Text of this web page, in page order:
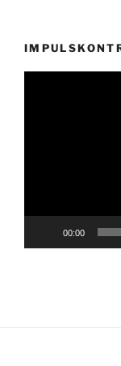
00:00